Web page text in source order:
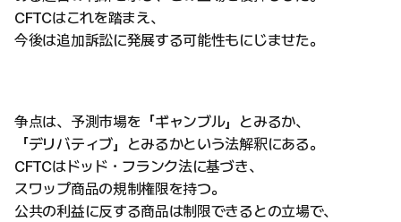
CFTCはこれを踏まえ、
今後は追加訴訟に発展する可能性もにじませた。
争点は、予測市場を「ギャンブル」とみるか、
「デリバティブ」とみるかという法解釈にある。
CFTCはドッド・フランク法に基づき、
スワップ商品の規制権限を持つ。
公共の利益に反する商品は制限できるとの立場で、